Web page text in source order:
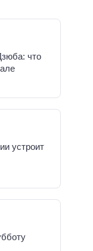
что
устроит